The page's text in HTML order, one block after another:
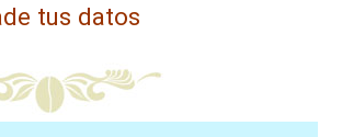
tus datos